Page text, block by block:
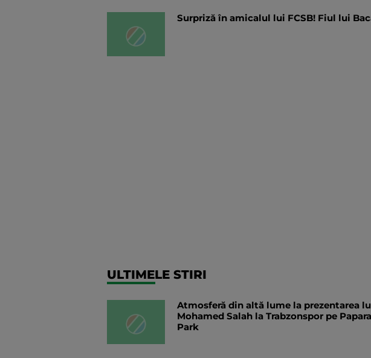
Surpriză în amicalul lui FCSB! Fiul lui
ULTIMELE STIRI
Atmosferă din altă lume la prezentarea
Mohamed Salah la Trabzonspor pe Papara
Park